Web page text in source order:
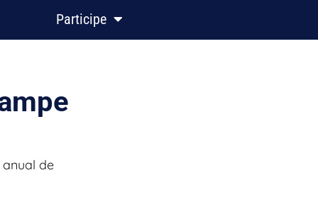
Participe
de